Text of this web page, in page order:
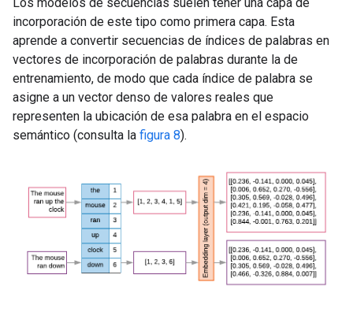
Los modelos de secuencias suelen tener una capa de
incorporación de este tipo como primera capa. Esta
aprende a convertir secuencias de índices de palabras en
vectores de incorporación de palabras durante la de
entrenamiento, de modo que cada índice de palabra se
asigne a un vector denso de valores reales que
representen la ubicación de esa palabra en el espacio
semántico (consulta la figura 8).